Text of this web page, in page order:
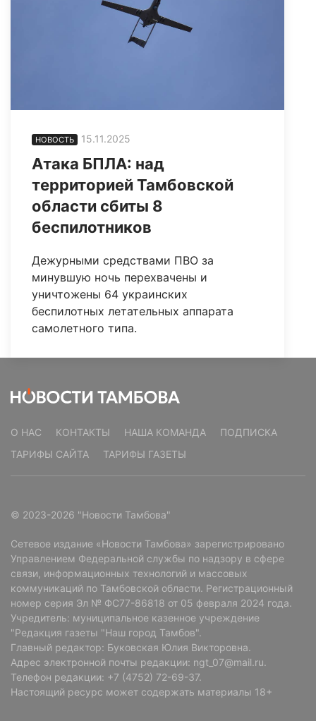
НОВОСТЬ 15.11.2025
Атака БПЛА: над
территорией Тамбовской
области сбиты 8
беспилотников
Дежурными средствами ПВО за
минувшую ночь перехвачены и
уничтожены 64 украинских
беспилотных летательных аппарата
самолетного типа.
О НАС КОНТАКТЫ НАША КОМАНДА
ПОДПИСКА
ТАРИФЫ САЙТА
ТАРИФЫ ГАЗЕТЫ
© 2023-2026 "Новости Тамбова"
Сетевое издание «Новости Тамбова» зарегистрировано
Управлением Федеральной службы по надзору в сфере
связи, информационных технологий и массовых
коммуникаций по Тамбовской области. Регистрационный
номер серия Эл № ФС77-86818 от 05 февраля 2024 года.
Учредитель: муниципальное казенное учреждение
"Редакция газеты "Наш город Тамбов".
Главный редактор: Буковская Юлия Викторовна.
Адрес электронной почты редакции: ngt_07@mail.ru.
Телефон редакции: +7 (4752) 72-69-37.
Настоящий ресурс может содержать материалы 18+